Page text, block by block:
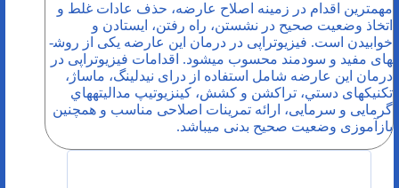
مهمترین اقدام در زمینه اصلاح عارضه، حذف عادات غلط و
اتخاذ وضعیت صحیح در نشستن، راه رفتن، ایستادن و
خوابیدن است. فیزیوتراپی در درمان این عارضه یکی از روش­­
های مفید و سودمند محسوب می­شود. اقدامات فیزیوتراپی در
درمان این عارضه شامل استفاده از درای نیدلینگ، ماساژ،
تکنیک­های دستي، تراکشن و کشش، کینزیوتیپ مداليته­هاي
گرمايی و سرمايی، ارائه تمرینات اصلاحی مناسب و همچنین
بازآموزی وضعیت صحیح بدنی می­باشد.